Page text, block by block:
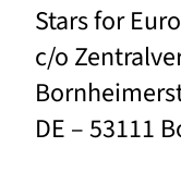
Stars for
c/o
DE – 53111